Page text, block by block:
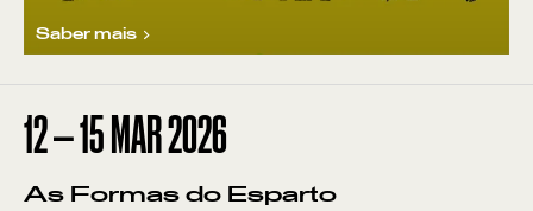
Saber mais
12—15 MAR2026
As Formas do Esparto